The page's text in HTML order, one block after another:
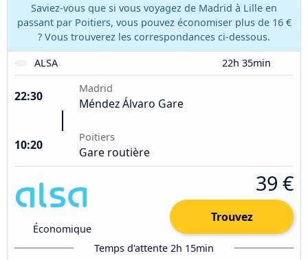
Saviez-vous que si vous voyagez de Madrid à Lille en
passant par Poitiers, vous pouvez économiser plus de 16 €
? Vous trouverez les correspondances ci-dessous.
ALSA
22h 35min
22:30
Madrid
Méndez Álvaro Gare
10:20
Poitiers
Gare routière
Économique
39 €
Trouvez
Temps d'attente 2h 15min